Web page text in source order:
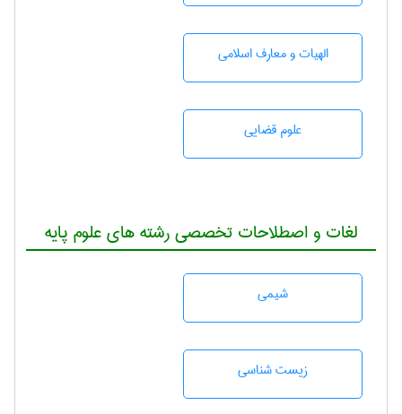
الهیات و معارف اسلامی
علوم قضایی
لغات و اصطلاحات تخصصی رشته های علوم پایه
شيمی
زيست شناسی